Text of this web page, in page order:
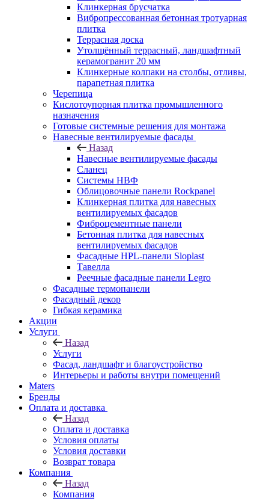
Клинкерная брусчатка
Вибропрессованная бетонная тротуарная
плитка
Террасная доска
Утолщённый террасный, ландшафтный
керамогранит 20 мм
Клинкерные колпаки на столбы, отливы,
парапетная плитка
Черепица
Кислотоупорная плитка промышленного
назначения
Готовые системные решения для монтажа
Навесные вентилируемые фасады
Назад
Навесные вентилируемые фасады
Сланец
Системы НВФ
Облицовочные панели Rockpanel
Клинкерная плитка для навесных
вентилируемых фасадов
Фиброцементные панели
Бетонная плитка для навесных
вентилируемых фасадов
Фасадные HPL-панели Sloplast
Тавелла
Реечные фасадные панели Legro
Фасадные термопанели
Фасадный декор
Гибкая керамика
Акции
Услуги
Назад
Услуги
Фасад, ландшафт и благоустройство
Интерьеры и работы внутри помещений
Maters
Бренды
Оплата и доставка
Назад
Оплата и доставка
Условия оплаты
Условия доставки
Возврат товара
Компания
Назад
Компания